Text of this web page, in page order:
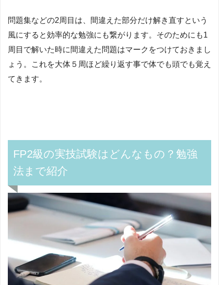
問題集などの2周目は、間違えた部分だけ解き直すという
風にすると効率的な勉強にも繋がります。 そのためにも1
周目で解いた時に 間違えた問題はマークをつけておきまし
ょう。
これを大体５周ほど繰り返す事で体でも頭でも覚え
てきます。
FP2級の実技試験はどんなもの？勉強
法まで紹介